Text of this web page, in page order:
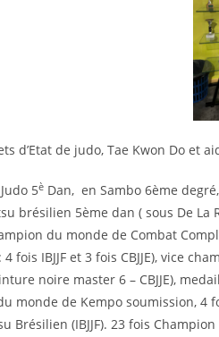
d’Etat de judo, Tae Kwon Do et
5è Dan, en Sambo 6ème
brésilien 5ème dan ( sous De La
du monde de Combat
4 fois IBJJF et 3 fois CBJJE), vice
noire master 6 – CBJJE),
monde de Kempo soumission,
Brésilien (IBJJF). 23 fois